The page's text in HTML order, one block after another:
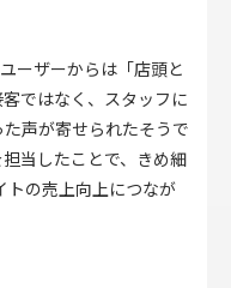
ーザーからは「店頭と
ではなく、スタッフに
声が寄せられたそうで
当したことで、きめ細
トの売上向上につなが